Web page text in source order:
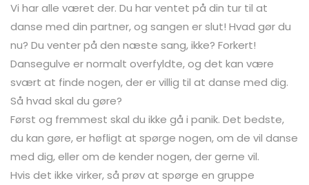
Vi har alle været der. Du har ventet på din tur til at
danse med din partner, og sangen er slut! Hvad gør du
nu? Du venter på den næste sang, ikke? Forkert!
Dansegulve er normalt overfyldte, og det kan være
svært at finde nogen, der er villig til at danse med dig.
Så hvad skal du gøre?
Først og fremmest skal du ikke gå i panik. Det bedste,
du kan gøre, er høfligt at spørge nogen, om de vil danse
med dig, eller om de kender nogen, der gerne vil.
Hvis det ikke virker, så prøv at spørge en gruppe